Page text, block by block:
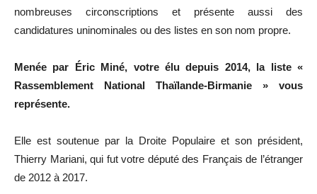
nombreuses circonscriptions et présente aussi des
candidatures uninominales ou des listes en son nom propre.
Menée par Éric Miné, votre élu depuis 2014,la liste «
Rassemblement National Thaïlande-Birmanie » vous
représente.
Elle est soutenue par la Droite Populaire et son président,
Thierry Mariani, qui fut votre député des Français de l’étranger
de 2012 à 2017.